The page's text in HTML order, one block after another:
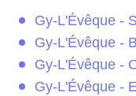
Gy-L'Évêque -
Gy-L'Évêque -
Gy-L'Évêque -
Gy-L'Évêque -